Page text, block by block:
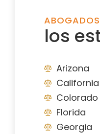
ABOGADOS
los
Arizona
California
Colorado
Florida
Georgia